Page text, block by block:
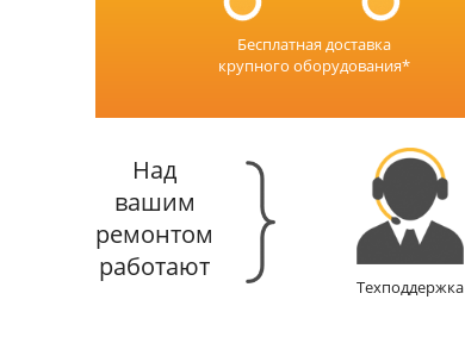
Бесплатная доставка
крупного оборудования*
Над
вашим
ремонтом
работают
Техподдержка